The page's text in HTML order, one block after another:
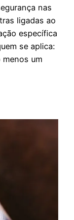
nas
ligadas ao
específica
se aplica:
um